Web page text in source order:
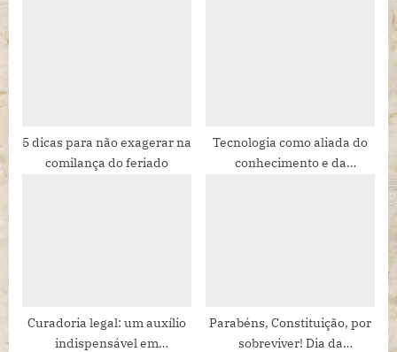
5 dicas para não exagerar na
comilança do feriado
Tecnologia como aliada do
conhecimento e da
Curadoria legal: um auxílio
indispensável em
Parabéns, Constituição, por
sobreviver! Dia da